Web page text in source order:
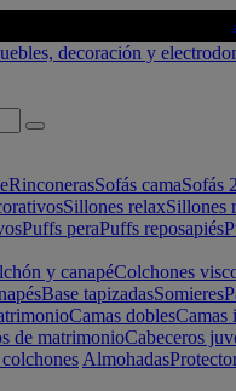
RinconerasSofás camaSofás
Sillones relaxSillones
Puffs peraPuffs reposapiés
y canapéColchones
Base tapizadasSomieres
Camas doblesCamas
de matrimonioCabeceros
Almohadas